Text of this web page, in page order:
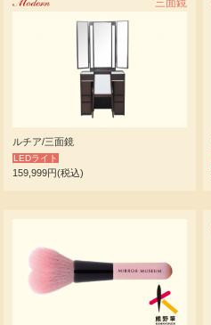
三面鏡
ルチア/三面鏡
LEDライト
159,999円(税込)